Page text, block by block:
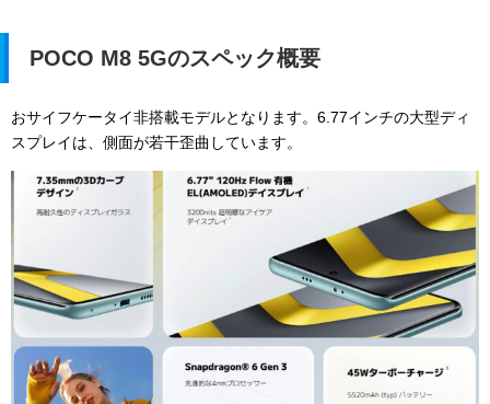
POCO M8 5Gのスペック概要
おサイフケータイ非搭載モデルとなります。6.77インチの大型ディ
スプレイは、側面が若干歪曲しています。